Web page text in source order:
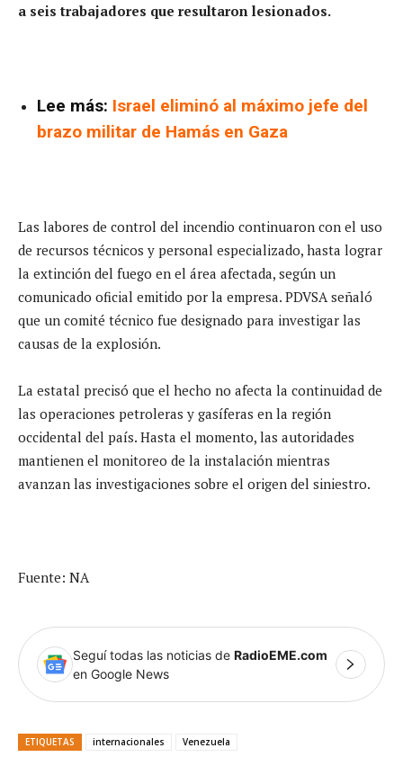
a seis trabajadores que resultaron lesionados.
Lee más: Israel eliminó al máximo jefe del
brazo militar de Hamás en Gaza
Las labores de control del incendio continuaron con el uso
de recursos técnicos y personal especializado, hasta lograr
la extinción del fuego en el área afectada, según un
comunicado oficial emitido por la empresa. PDVSA señaló
que un comité técnico fue designado para investigar las
causas de la explosión.
La estatal precisó que el hecho no afecta la continuidad de
las operaciones petroleras y gasíferas en la región
occidental del país. Hasta el momento, las autoridades
mantienen el monitoreo de la instalación mientras
avanzan las investigaciones sobre el origen del siniestro.
Fuente: NA
Seguí todas las noticias de RadioEME.com
en Google News
ETIQUETAS internacionales Venezuela